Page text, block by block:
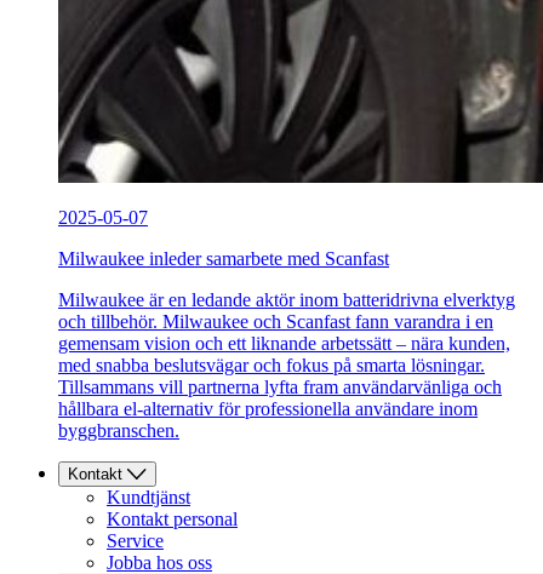
2025-05-07
Milwaukee inleder samarbete med Scanfast
Milwaukee är en ledande aktör inom batteridrivna elverktyg
och tillbehör. Milwaukee och Scanfast fann varandra i en
gemensam vision och ett liknande arbetssätt – nära kunden,
med snabba beslutsvägar och fokus på smarta lösningar.
Tillsammans vill partnerna lyfta fram användarvänliga och
hållbara el-alternativ för professionella användare inom
byggbranschen.
Kontakt
Kundtjänst
Kontakt personal
Service
Jobba hos oss